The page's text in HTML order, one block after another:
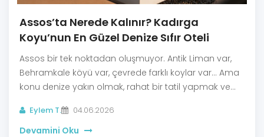
Assos’ta Nerede Kalınır? Kadırga
Koyu’nun En Güzel Denize Sıfır Oteli
Assos bir tek noktadan oluşmuyor. Antik Liman var,
Behramkale köyü var, çevrede farklı koylar var... Ama
konu denize yakın olmak, rahat bir tatil yapmak ve
olduğunda birçok kişinin rotası aynı yere çıkıyor:
Kadırga Koyu.
Eylem T. 04.06.2026
Devamini Oku